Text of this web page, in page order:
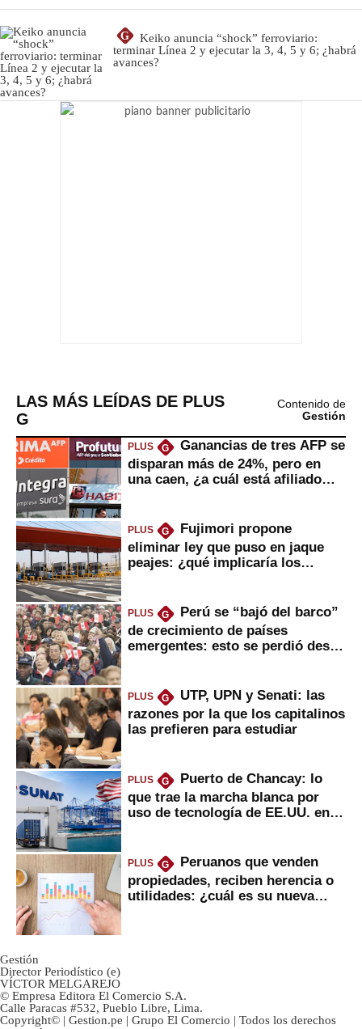
G
Keiko anuncia “shock” ferroviario:
terminar Línea 2 y ejecutar la 3, 4, 5 y 6; ¿habrá
avances?
LAS MÁS LEÍDAS DE PLUS
G
Contenido de
Gestión
PLUS G
Ganancias de tres AFP se
disparan más de 24%, pero en
una caen, ¿a cuál está afiliado
PLUS G
Fujimori propone
eliminar ley que puso en jaque
peajes: ¿qué implicaría los
PLUS G
Perú se “bajó del barco”
de crecimiento de países
emergentes: esto se perdió desde
PLUS G
UTP, UPN y Senati: las
razones por la que los capitalinos
las prefieren para estudiar
PLUS G
Puerto de Chancay: lo
que trae la marcha blanca por
uso de tecnología de EE.UU. en
PLUS G
Peruanos que venden
propiedades, reciben herencia o
utilidades: ¿cuál es su nueva
Gestión
Director Periodístico (e)
VÍCTOR MELGAREJO
© Empresa Editora El Comercio S.A.
Calle Paracas #532, Pueblo Libre, Lima.
Copyright© | Gestion.pe | Grupo El Comercio | Todos los derechos